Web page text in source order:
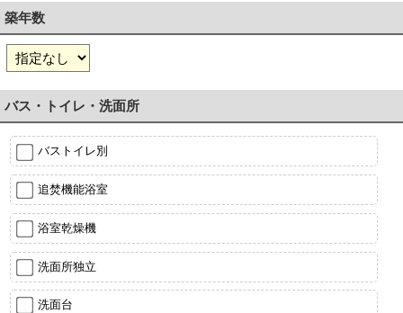
築年数
バス・トイレ・洗面所
バストイレ別
追焚機能浴室
浴室乾燥機
洗面所独立
洗面台